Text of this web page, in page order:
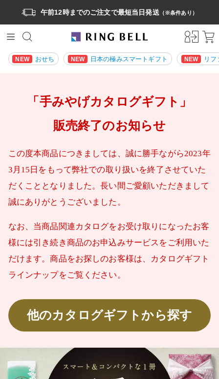
午前12時までのご注文で最短当日発送（※条件あり）
NEW おせち NEW 日本の極みスマートギフト NEW リ
「手みやげカタログギフト」
販売終了のお知らせ
この度本商品につきましては、誠に勝手ながら2023年
3月15日をもって弊社での取り扱いを終了させていた
だくこととなりました。長い間ご愛顧いただきまして
誠にありがとうございました。
なお、当商品関連カタログをお受け取りになったお客
様には引き続き商品のお申込みサービスをご利用いた
だけます。商品をお探しのお客様は、カタログギフト
ラインナップをご覧ください。
他のカタログギフトから探す